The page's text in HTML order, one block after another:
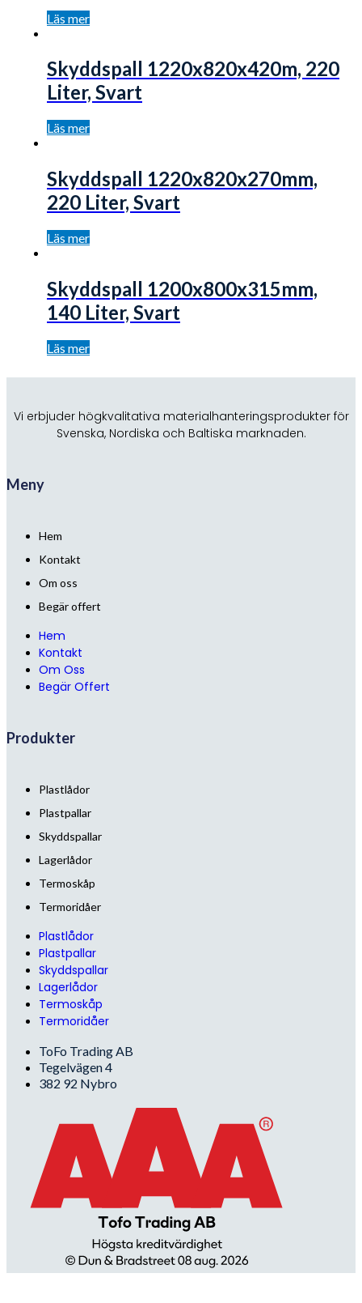
Läs mer
Skyddspall 1220x820x420m, 220
Liter, Svart
Läs mer
Skyddspall 1220x820x270mm,
220 Liter, Svart
Läs mer
Skyddspall 1200x800x315mm,
140 Liter, Svart
Läs mer
Vi erbjuder högkvalitativa materialhanteringsprodukter för
Svenska, Nordiska och Baltiska marknaden.
Meny
Hem
Kontakt
Om oss
Begär offert
Hem
Kontakt
Om Oss
Begär Offert
Produkter
Plastlådor
Plastpallar
Skyddspallar
Lagerlådor
Termoskåp
Termoridåer
Plastlådor
Plastpallar
Skyddspallar
Lagerlådor
Termoskåp
Termoridåer
ToFo Trading AB
Tegelvägen 4
382 92 Nybro